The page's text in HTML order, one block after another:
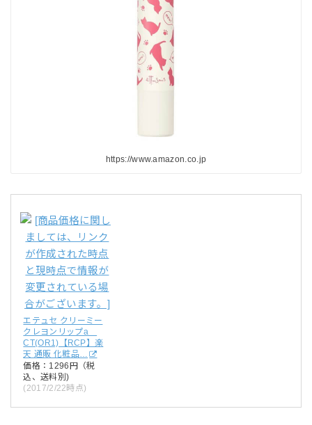
https://www.amazon.co.jp
エテュセ クリーミー
クレヨンリップa
CT(OR1)【RCP】楽
天 通販 化粧品…
価格：1296円（税
込、送料別)
(2017/2/22時点)